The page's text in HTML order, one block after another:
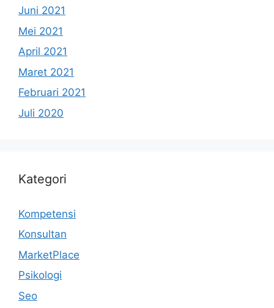
Juni 2021
Mei 2021
April 2021
Maret 2021
Februari 2021
Juli 2020
Kategori
Kompetensi
Konsultan
MarketPlace
Psikologi
Seo